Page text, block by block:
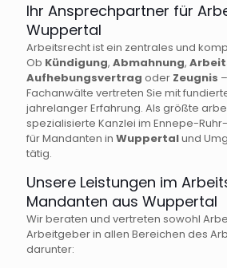
Ihr Ansprechpartner für
Wuppertal
Arbeitsrecht ist ein zentrales und
Ob Kündigung, Abmahnung,
Aufhebungsvertrag oder Zeugnis
Fachanwälte vertreten Sie mit
jahrelanger Erfahrung. Als größte
spezialisierte Kanzlei im Ennepe-
für Mandanten in Wuppertalund
tätig.
Unsere Leistungen im
Mandanten aus Wuppertal
Wir beraten und vertreten sowohl
Arbeitgeber in allen Bereichen des
darunter: